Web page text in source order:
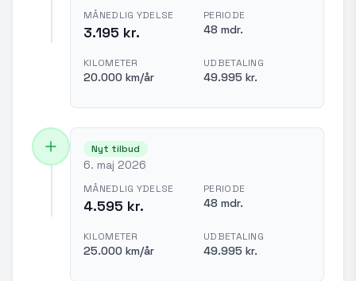
MÅNEDLIG YDELSE
3.195 kr.
PERIODE
48 mdr.
KILOMETER
20.000 km/år
UDBETALING
49.995 kr.
Nyt tilbud
6. maj 2026
MÅNEDLIG YDELSE
4.595 kr.
PERIODE
48 mdr.
KILOMETER
25.000 km/år
UDBETALING
49.995 kr.